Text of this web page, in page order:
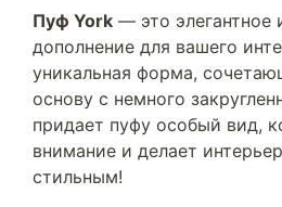
Пуф York — это элегантное
дополнение для вашего
уникальная форма,
основу с немного
придает пуфу особый вид,
внимание и делает
стильным!